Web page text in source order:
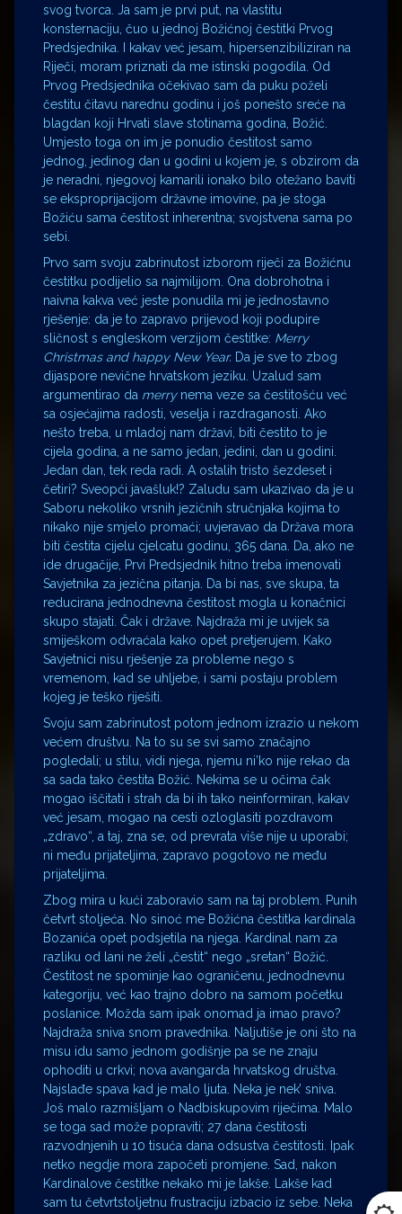
svog tvorca. Ja sam je prvi put, na vlastitu
konsternaciju, čuo u jednoj Božićnoj čestitki Prvog
Predsjednika. I kakav već jesam, hipersenzibiliziran na
Riječi, moram priznati da me istinski pogodila. Od
Prvog Predsjednika očekivao sam da puku poželi
čestitu čitavu narednu godinu i još ponešto sreće na
blagdan koji Hrvati slave stotinama godina, Božić.
Umjesto toga on im je ponudio čestitost samo
jednog, jedinog dan u godini u kojem je, s obzirom da
je neradni, njegovoj kamarili ionako bilo otežano baviti
se eksproprijacijom državne imovine, pa je stoga
Božiću sama čestitost inherentna; svojstvena sama po
sebi.
Prvo sam svoju zabrinutost izborom riječi za Božićnu
čestitku podijelio sa najmilijom. Ona dobrohotna i
naivna kakva već jeste ponudila mi je jednostavno
rješenje: da je to zapravo prijevod koji podupire
sličnost s engleskom verzijom čestitke: Merry
Christmas and happy New Year. Da je sve to zbog
dijaspore nevične hrvatskom jeziku. Uzalud sam
argumentirao da merrynema veze sa čestitošću već
sa osjećajima radosti, veselja i razdraganosti. Ako
nešto treba, u mladoj nam državi, biti čestito to je
cijela godina, a ne samo jedan, jedini, dan u godini.
Jedan dan, tek reda radi. A ostalih tristo šezdeset i
četiri? Sveopći javašluk!? Zaludu sam ukazivao da je u
Saboru nekoliko vrsnih jezičnih stručnjaka kojima to
nikako nije smjelo promaći; uvjeravao da Država mora
biti čestita cijelu cjelcatu godinu, 365 dana. Da, ako ne
ide drugačije, Prvi Predsjednik hitno treba imenovati
Savjetnika za jezična pitanja. Da bi nas, sve skupa, ta
reducirana jednodnevna čestitost mogla u konačnici
skupo stajati. Čak i države. Najdraža mi je uvijek sa
smiješkom odvraćala kako opet pretjerujem. Kako
Savjetnici nisu rješenje za probleme nego s
vremenom, kad se uhljebe, i sami postaju problem
kojeg je teško riješiti.
Svoju sam zabrinutost potom jednom izrazio u nekom
većem društvu. Na to su se svi samo značajno
pogledali; u stilu, vidi njega, njemu ni’ko nije rekao da
sa sada tako čestita Božić. Nekima se u očima čak
mogao iščitati i strah da bi ih tako neinformiran, kakav
već jesam, mogao na cesti ozloglasiti pozdravom
„zdravo“, a taj, zna se, od prevrata više nije u uporabi;
ni među prijateljima, zapravo pogotovo ne među
prijateljima.
Zbog mira u kući zaboravio sam na taj problem. Punih
četvrt stoljeća. No sinoć me Božićna čestitka kardinala
Bozanića opet podsjetila na njega. Kardinal nam za
razliku od lani ne želi „čestit“ nego „sretan“ Božić.
Čestitost ne spominje kao ograničenu, jednodnevnu
kategoriju, već kao trajno dobro na samom početku
poslanice. Možda sam ipak onomad ja imao pravo?
Najdraža sniva snom pravednika. Naljutiše je oni što na
misu idu samo jednom godišnje pa se ne znaju
ophoditi u crkvi; nova avangarda hrvatskog društva.
Najslađe spava kad je malo ljuta. Neka je nek’ sniva.
Još malo razmišljam o Nadbiskupovim riječima. Malo
se toga sad može popraviti; 27 dana čestitosti
razvodnjenih u 10 tisuća dana odsustva čestitosti. Ipak
netko negdje mora započeti promjene. Sad, nakon
Kardinalove čestitke nekako mi je lakše. Lakše kad
sam tu četvrtstoljetnu frustraciju izbacio iz sebe. Neka